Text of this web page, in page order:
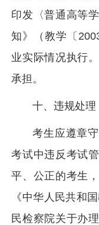
印发〈普通高等
知》（教学〔
业实际情况执行
承担。
十、违规处理
考生应遵章
考试中违反考试
平、公正的考生
《中华人民共和
民检察院关于办